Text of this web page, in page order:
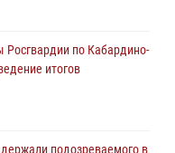
в Северо-
Республике
Росгвардии по Кабардино-
итогов
подозреваемого в